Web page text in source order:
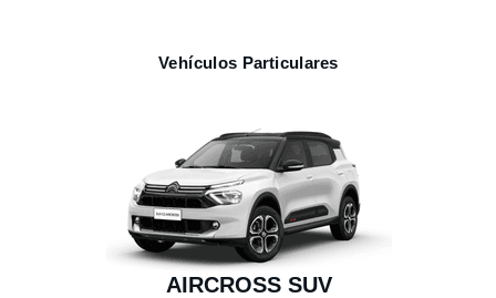
AIRCROSS SUV
Vehículos Particulares